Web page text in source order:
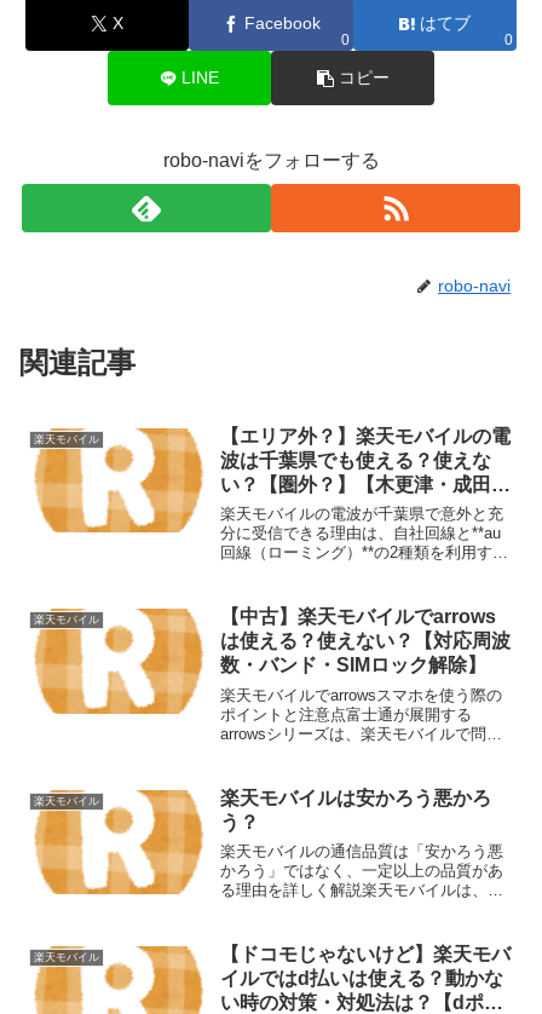
X Facebook
0
はてブ
0
LINE コピー
robo-naviをフォローする
robo-navi
関連記事
楽天モバイル
【エリア外？】楽天モバイルの電
波は千葉県でも使える？使えな
い？【圏外？】【木更津・成田・
柏・松戸・船橋・浦安】
楽天モバイルの電波が千葉県で意外と充
分に受信できる理由は、自社回線と**au
回線（ローミング）**の2種類を利用する
通信環境を提供しています。以下に、そ
の詳細を解説しま...
楽天モバイル
【中古】楽天モバイルでarrows
は使える？使えない？【対応周波
数・バンド・SIMロック解除】
楽天モバイルでarrowsスマホを使う際の
ポイントと注意点富士通が展開する
arrowsシリーズは、楽天モバイルで問題
ある必要がある 対応バンドの違いで通信
品質が変わ...
楽天モバイル
楽天モバイルは安かろう悪かろ
う？
楽天モバイルの通信品質は「安かろう悪
かろう」ではなく、一定以上の品質があ
る理由を詳しく解説楽天モバイルは、安
通信サービスではありません。むしろ、
一定以上の通信品質を提供し...
楽天モバイル
【ドコモじゃないけど】楽天モバ
イルではd払いは使える？動かな
い時の対策・対処法は？【dポイ